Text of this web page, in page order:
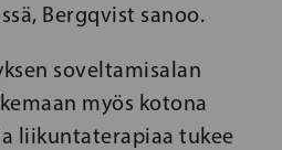
Bergqvist sanoo.
soveltamisalan
myös kotona
liikuntaterapiaa tukee